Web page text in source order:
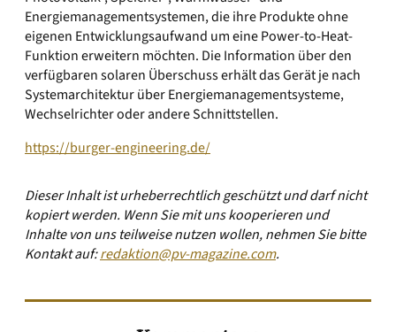
Energiemanagementsystemen, die ihre Produkte ohne
eigenen Entwicklungsaufwand um eine Power-to-Heat-
Funktion erweitern möchten. Die Information über den
verfügbaren solaren Überschuss erhält das Gerät je nach
Systemarchitektur über Energiemanagementsysteme,
Wechselrichter oder andere Schnittstellen.
https://burger-engineering.de/
Dieser Inhalt ist urheberrechtlich geschützt und darf nicht
kopiert werden. Wenn Sie mit uns kooperieren und
Inhalte von uns teilweise nutzen wollen, nehmen Sie bitte
Kontakt auf:redaktion@pv-magazine.com.